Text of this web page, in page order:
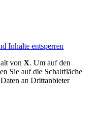
Inhalte entsperren
von X. Um auf den
Sie auf die Schaltfläche
an Drittanbieter